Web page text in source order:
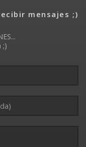
mensajes ;)
;)